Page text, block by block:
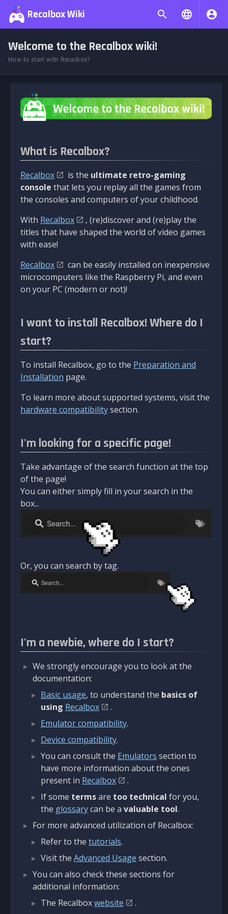
Recalbox Wiki
Welcome to the Recalbox wiki!
How to start with Recalbox?
What is Recalbox?
Recalbox is the ultimate retro-gaming
console that lets you replay all the games from
the consoles and computers of your childhood.
With Recalbox
, (re)discover and (re)play the
titles that have shaped the world of video games
with ease!
Recalbox
can be easily installed on inexpensive
microcomputers like the Raspberry Pi, and even
on your PC (modern or not)!
I want to install Recalbox! Where do I
start?
To install Recalbox, go to the Preparation and
Installation page.
To learn more about supported systems, visit the
hardware compatibilitysection.
I'm looking for a specific page!
Take advantage of the search function at the top
of the page!
You can either simply fill in your search in the
box...
Or, you can search by tag.
I'm a newbie, where do I start?
We strongly encourage you to look at the
documentation:
Basic usage, to understand the basics of
using Recalbox
.
Emulator compatibility.
Device compatibility.
You can consult the Emulators section to
have more information about the ones
present in Recalbox
.
If some termsare too technical for you,
the glossarycan be a valuable tool.
For more advanced utilization of Recalbox:
Refer to the tutorials.
Visit the Advanced Usage section.
You can also check these sections for
additional information:
The Recalboxwebsite
.